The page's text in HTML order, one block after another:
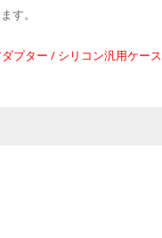
す。
プター / シリコン汎用ケー